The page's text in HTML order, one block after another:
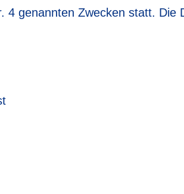
genannten Zwecken statt. Die